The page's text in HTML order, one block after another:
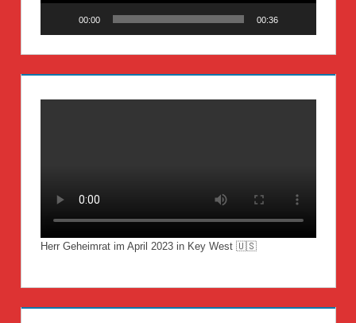
00:00 00:36
Herr Geheimrat im April 2023 in Key West 🇺🇸